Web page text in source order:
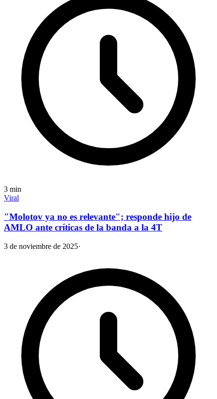
3 min
Viral
"Molotov ya no es relevante"; responde hijo de
AMLO ante críticas de la banda a la 4T
3 de noviembre de 2025·